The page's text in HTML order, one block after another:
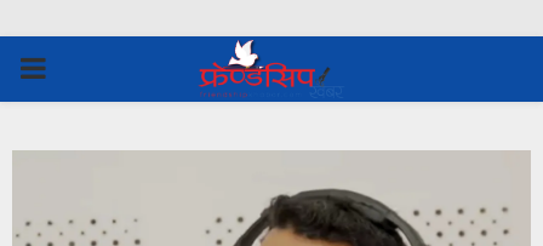
PRIMARY